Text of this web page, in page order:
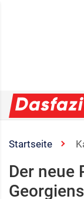
Startseite
Der neue